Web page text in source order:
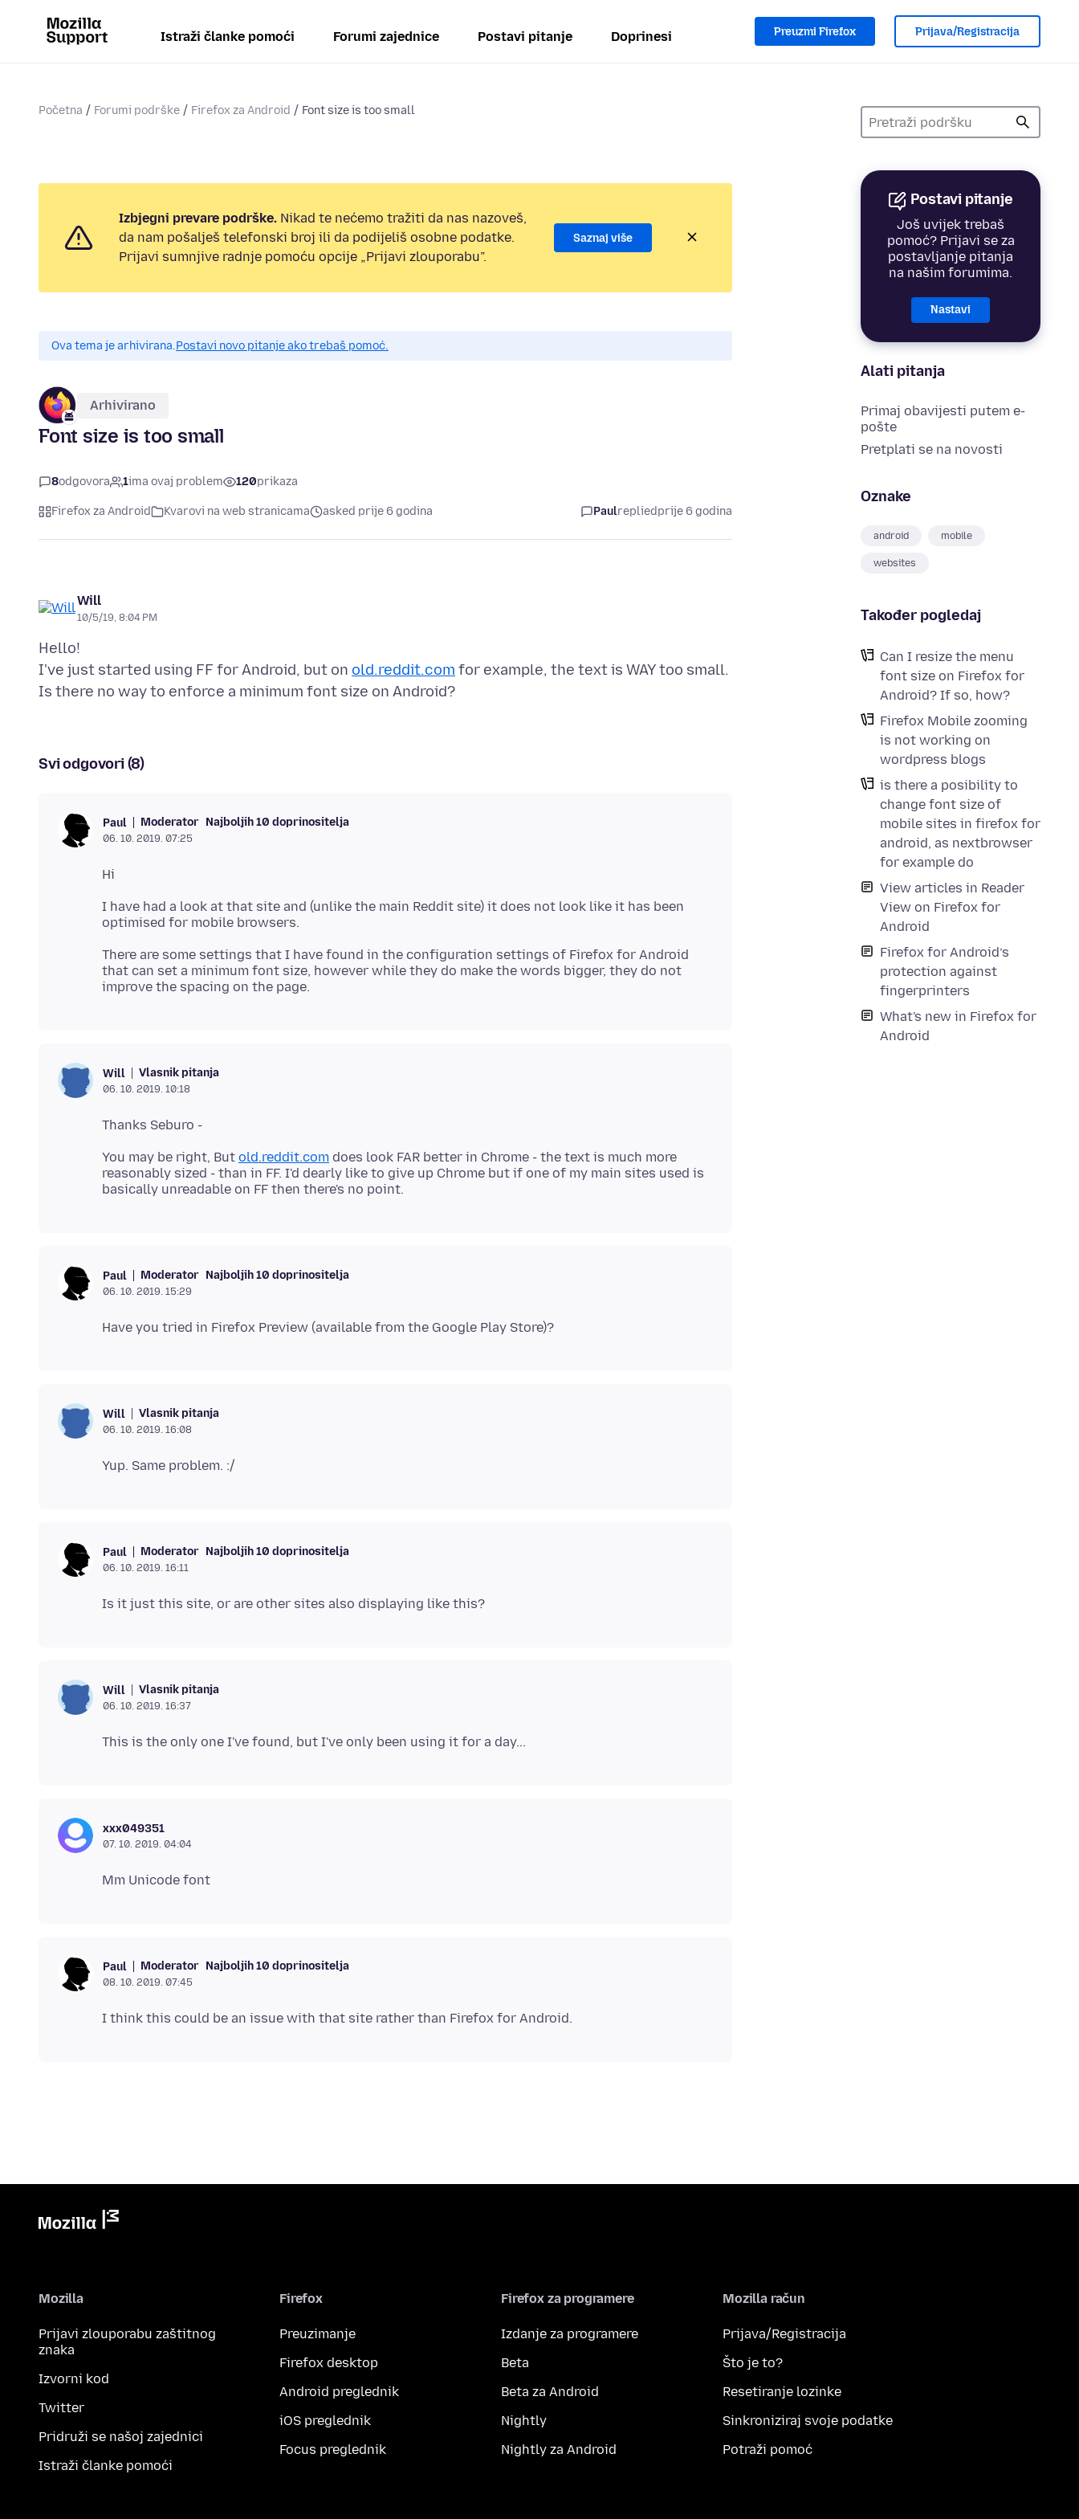
Istraži članke pomoći Forumi zajednice Postavi pitanje Doprinesi Preuzmi Firefox Prijava/Registracija
Početna Forumi podrške Firefox za Android Font size is too small
Postavi pitanje
Još uvijek trebaš
pomoć? Prijavi se za
postavljanje pitanja
na našim forumima.
Nastavi
Alati pitanja
Primaj obavijesti putem e-
pošte
Pretplati se na novosti
Oznake
android mobile
websites
Također pogledaj
Can I resize the menu
font size on Firefox for
Android? If so, how?
Firefox Mobile zooming
is not working on
wordpress blogs
is there a posibility to
change font size of
mobile sites in firefox for
android, as nextbrowser
for example do
View articles in Reader
View on Firefox for
Android
Firefox for Android’s
protection against
fingerprinters
What's new in Firefox for
Android
Izbjegni prevare podrške. Nikad te nećemo tražiti da nas nazoveš,
da nam pošalješ telefonski broj ili da podijeliš osobne podatke.
Prijavi sumnjive radnje pomoću opcije „Prijavi zlouporabu”.
Saznaj više
Ova tema je arhivirana.Postavi novo pitanje ako trebaš pomoć.
Arhivirano
Font size is too small
8odgovora 1ima ovaj problem 120prikaza
Firefox za Android Kvarovi na web stranicama asked prije 6 godina Paulrepliedprije 6 godina
Will
10/5/19, 8:04 PM
Hello!
I've just started using FF for Android, but on old.reddit.com for example, the text is WAY too small.
Svi odgovori (8)
Paul Moderator Najboljih 10 doprinositelja
06. 10. 2019. 07:25
I have had a look at that site and (unlike the main Reddit site) it does not look like it has been
There are some settings that I have found in the configuration settings of Firefox for Android
that can set a minimum font size, however while they do make the words bigger, they do not
Will Vlasnik pitanja
06. 10. 2019. 10:18
You may be right, But old.reddit.com does look FAR better in Chrome - the text is much more
reasonably sized - than in FF. I'd dearly like to give up Chrome but if one of my main sites used is
Paul Moderator Najboljih 10 doprinositelja
06. 10. 2019. 15:29
Will Vlasnik pitanja
06. 10. 2019. 16:08
Paul Moderator Najboljih 10 doprinositelja
06. 10. 2019. 16:11
Will Vlasnik pitanja
06. 10. 2019. 16:37
xxx049351
07. 10. 2019. 04:04
Paul Moderator Najboljih 10 doprinositelja
08. 10. 2019. 07:45
Mozilla
Prijavi zlouporabu zaštitnog
znaka
Izvorni kod
Twitter
Pridruži se našoj zajednici
Istraži članke pomoći
Firefox
Preuzimanje
Firefox desktop
Android preglednik
iOS preglednik
Focus preglednik
Firefox za programere
Izdanje za programere
Beta
Beta za Android
Nightly
Nightly za Android
Mozilla račun
Prijava/Registracija
Što je to?
Resetiranje lozinke
Sinkroniziraj svoje podatke
Potraži pomoć